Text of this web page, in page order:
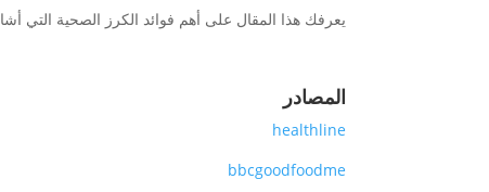
يعرفك هذا المقال على أهم فوائد الكرز الصحية التي
المصادر
healthline
bbcgoodfoodme